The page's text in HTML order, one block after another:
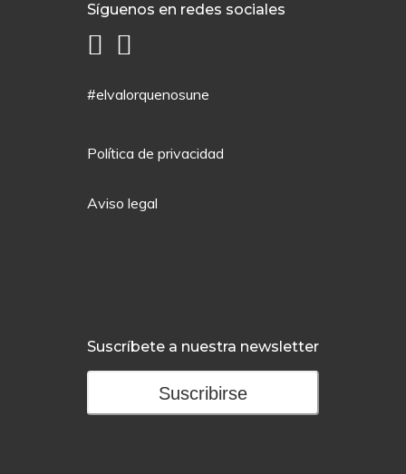
Síguenos en redes sociales
#elvalorquenosune
Política de privacidad
Aviso legal
Suscríbete a nuestra newsletter
Suscribirse